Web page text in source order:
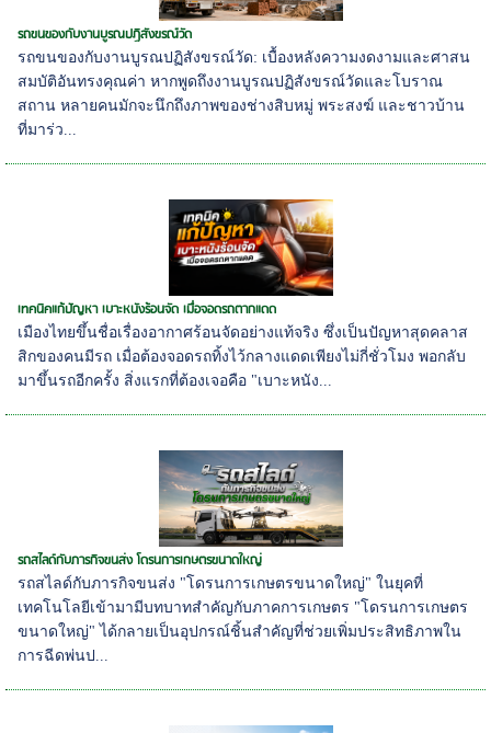
รถขนของกับงานบูรณปฏิสังขรณ์วัด
รถขนของกับงานบูรณปฏิสังขรณ์วัด: เบื้องหลังความงดงามและศาสน
สมบัติอันทรงคุณค่า หากพูดถึงงานบูรณปฏิสังขรณ์วัดและโบราณ
สถาน หลายคนมักจะนึกถึงภาพของช่างสิบหมู่ พระสงฆ์ และชาวบ้าน
ที่มาร่ว...
เทคนิคแก้ปัญหา เบาะหนังร้อนจัด เมื่อจอดรถตากแดด
เมืองไทยขึ้นชื่อเรื่องอากาศร้อนจัดอย่างแท้จริง ซึ่งเป็นปัญหาสุดคลาส
สิกของคนมีรถ เมื่อต้องจอดรถทิ้งไว้กลางแดดเพียงไม่กี่ชั่วโมง พอกลับ
มาขึ้นรถอีกครั้ง สิ่งแรกที่ต้องเจอคือ "เบาะหนัง...
รถสไลด์กับภารกิจขนส่ง โดรนการเกษตรขนาดใหญ่
รถสไลด์กับภารกิจขนส่ง "โดรนการเกษตรขนาดใหญ่" ในยุคที่
เทคโนโลยีเข้ามามีบทบาทสำคัญกับภาคการเกษตร "โดรนการเกษตร
ขนาดใหญ่" ได้กลายเป็นอุปกรณ์ชิ้นสำคัญที่ช่วยเพิ่มประสิทธิภาพใน
การฉีดพ่นป...